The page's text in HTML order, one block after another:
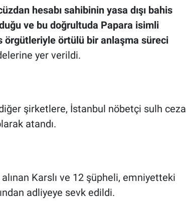
hesabı sahibinin yasa dışı bahis
ve bu doğrultuda Papara isimli
örgütleriyle örtülü bir anlaşma süreci
yer verildi.
şirketlere, İstanbul nöbetçi sulh ceza
atandı.
Karslı ve 12 şüpheli, emniyetteki
adliyeye sevk edildi.